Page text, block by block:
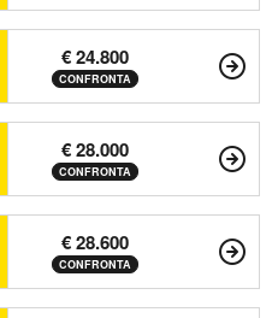
€ 24.800
CONFRONTA
€ 28.000
CONFRONTA
€ 28.600
CONFRONTA